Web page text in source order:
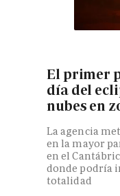
El primer
día del
nubes en
La agencia
en la mayor
en el
donde podría
totalidad